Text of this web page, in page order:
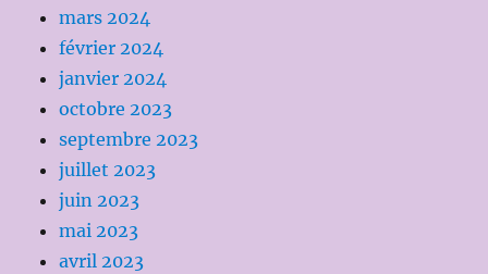
mars 2024
février 2024
janvier 2024
octobre 2023
septembre 2023
juillet 2023
juin 2023
mai 2023
avril 2023